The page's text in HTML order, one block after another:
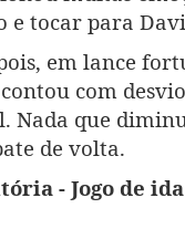
e tocar para
em lance
com
Nada que
de volta.
- Jogo de